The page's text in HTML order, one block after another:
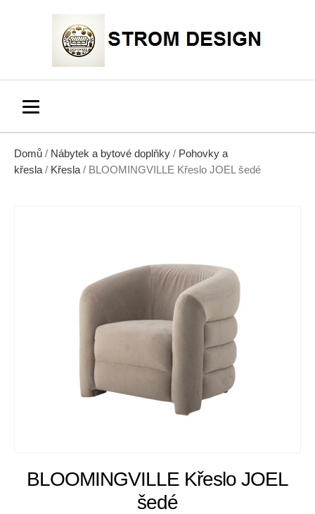
Domů / Nábytek a bytové doplňky / Pohovky a
křesla / Křesla / BLOOMINGVILLE Křeslo JOEL šedé
BLOOMINGVILLE Křeslo JOEL
šedé